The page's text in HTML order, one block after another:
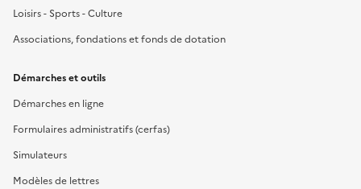
Loisirs - Sports - Culture
Associations, fondations et fonds de dotation
Démarches et outils
Démarches en ligne
Formulaires administratifs (cerfas)
Simulateurs
Modèles de lettres